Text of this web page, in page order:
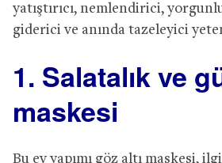
yatıştırıcı, nemlendirici,
giderici ve anında tazeleyici
1. Salatalık ve
maskesi
Bu ev yapımı göz altı maskesi,